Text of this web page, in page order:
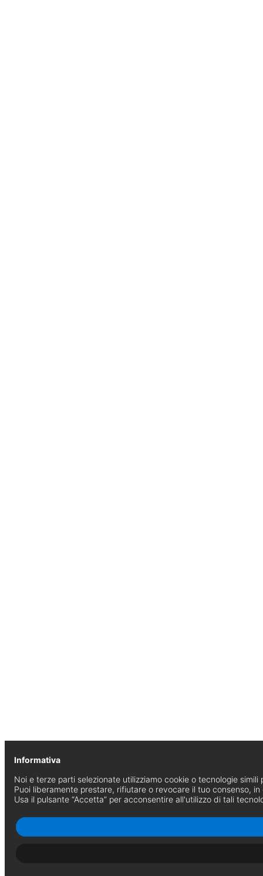
Informativa
Noi e terze parti selezionate utilizziamo cookie o tecnologie
Puoi liberamente prestare, rifiutare o revocare il tuo consenso, in
Usa il pulsante “Accetta” per acconsentire all'utilizzo di tali